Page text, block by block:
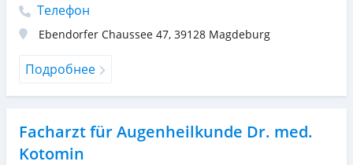
Телефон
Ebendorfer Chaussee 47, 39128 Magdeburg
Подробнее
Facharzt für Augenheilkunde Dr. med.
Kotomin